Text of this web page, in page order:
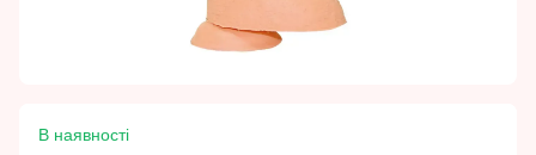
В наявності